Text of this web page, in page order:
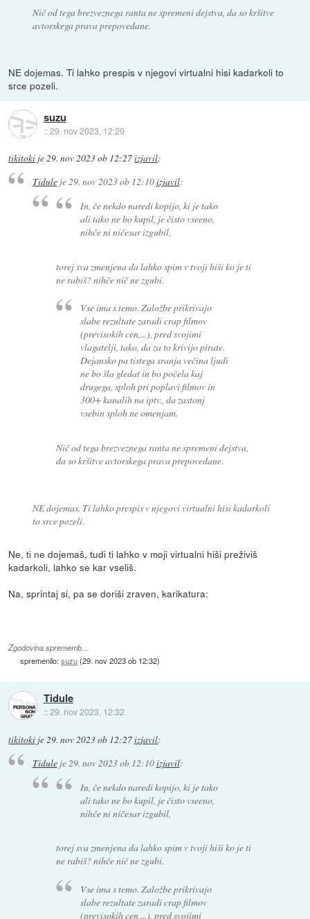
Nič od tega brezveznega ranta ne spremeni dejstva, da so kršitve
avtorskega prava prepovedane.
NE dojemas. Ti lahko prespis v njegovi virtualni hisi kadarkoli to
srce pozeli.
suzu
::29. nov 2023, 12:29
tikitoki je29. nov 2023 ob 12:27izjavil:
Tiduleje29. nov 2023 ob 12:10izjavil:
In, če nekdo naredi kopijo, ki je tako
ali tako ne bo kupil, je čisto vseeno,
nihče ni ničesar izgubil,
torej sva zmenjena da lahko spim v tvoji hiši ko je ti
ne rabiš? nihče nič ne zgubi.
Vse ima s temo. Založbe prikrivajo
slabe rezultate zaradi crap filmov
(previsokih cen,...), pred svojimi
vlagatelji, tako, da za to krivijo pirate.
Dejansko pa tistega sranja večina ljudi
ne bo šla gledat in bo počela kaj
drugega, sploh pri poplavi filmov in
300+ kanalih na iptv., da zastonj
vsebin sploh ne omenjam.
Nič od tega brezveznega ranta ne spremeni dejstva,
da so kršitve avtorskega prava prepovedane.
NE dojemas. Ti lahko prespis v njegovi virtualni hisi kadarkoli
to srce pozeli.
Ne, ti ne dojemaš, tudi ti lahko v moji virtualni hiši preživiš
kadarkoli, lahko se kar vseliš.
Na, sprintaj si, pa se doriši zraven, karikatura:
Zgodovina sprememb…
spremenilo:suzu(29. nov 2023 ob 12:32)
Tidule
::29. nov 2023, 12:32
tikitoki je29. nov 2023 ob 12:27izjavil:
Tiduleje 29. nov 2023 ob 12:10izjavil:
In, če nekdo naredi kopijo, ki je tako
ali tako ne bo kupil, je čisto vseeno,
nihče ni ničesar izgubil,
torej sva zmenjena da lahko spim v tvoji hiši ko je ti
ne rabiš? nihče nič ne zgubi.
Vse ima s temo. Založbe prikrivajo
slabe rezultate zaradi crap filmov
(previsokih cen,...), pred svojimi